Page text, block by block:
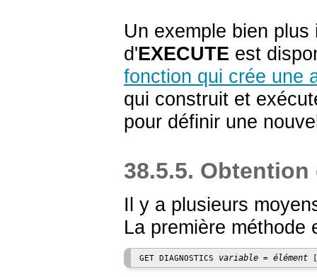
Un exemple bien
d'EXECUTE est
fonction qui crée une
qui construit et
pour définir une
38.5.5.
Il y a plusieurs
La première
GET DIAGNOSTICS variable = élément